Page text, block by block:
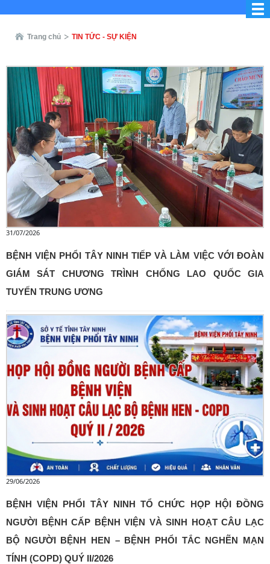
Trang chủ TIN TỨC - SỰ KIỆN
31/07/2026
BỆNH VIỆN PHỔI TÂY NINH TIẾP VÀ LÀM VIỆC VỚI ĐOÀN
GIÁM SÁT CHƯƠNG TRÌNH CHỐNG LAO QUỐC GIA
TUYẾN TRUNG ƯƠNG
29/06/2026
BỆNH VIỆN PHỔI TÂY NINH TỔ CHỨC HỌP HỘI ĐỒNG
NGƯỜI BỆNH CẤP BỆNH VIỆN VÀ SINH HOẠT CÂU LẠC
BỘ NGƯỜI BỆNH HEN – BỆNH PHỔI TẮC NGHẼN MẠN
TÍNH (COPD) QUÝ II/2026